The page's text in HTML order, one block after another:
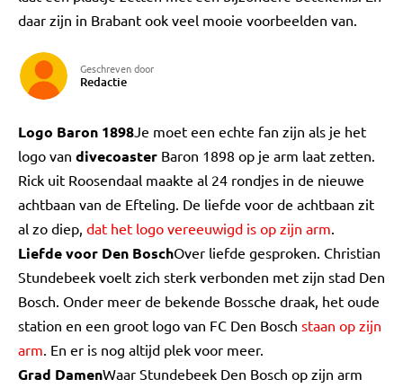
daar zijn in Brabant ook veel mooie voorbeelden van.
Geschreven door
Redactie
Logo Baron 1898Je moet een echte fan zijn als je het
logo van divecoaster Baron 1898 op je arm laat zetten.
Rick uit Roosendaal maakte al 24 rondjes in de nieuwe
achtbaan van de Efteling. De liefde voor de achtbaan zit
al zo diep, dat het logo vereeuwigd is op zijn arm.
Liefde voor Den BoschOver liefde gesproken. Christian
Stundebeek voelt zich sterk verbonden met zijn stad Den
Bosch. Onder meer de bekende Bossche draak, het oude
station en een groot logo van FC Den Bosch staan op zijn
arm. En er is nog altijd plek voor meer.
Grad DamenWaar Stundebeek Den Bosch op zijn arm